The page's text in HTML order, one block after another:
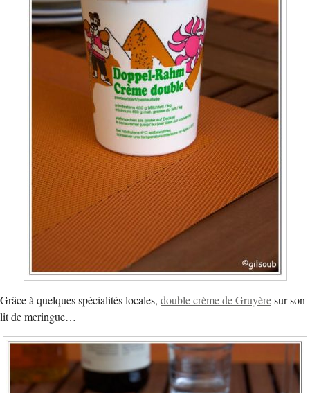
Grâce à quelques spécialités locales, double crème de Gruyèresur son
lit de meringue…